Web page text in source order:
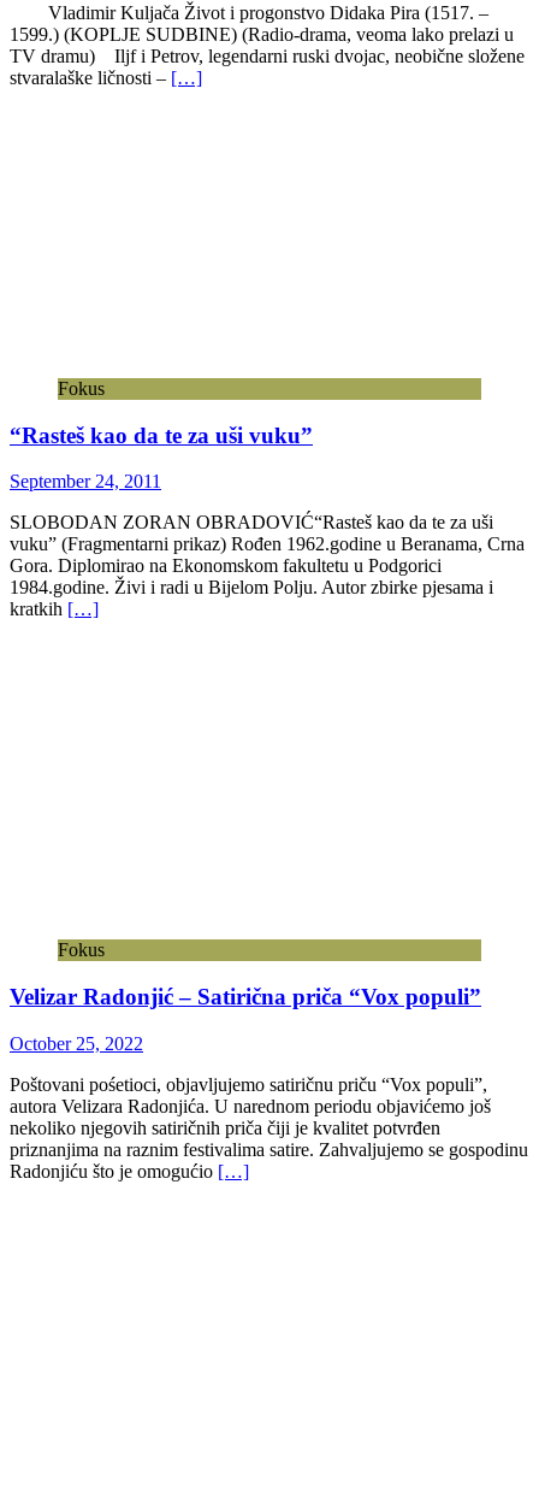
Vladimir Kuljača Život i progonstvo Didaka Pira (1517. –
1599.) (KOPLJE SUDBINE) (Radio-drama, veoma lako prelazi u
TV dramu) Iljf i Petrov, legendarni ruski dvojac, neobične složene
stvaralaške ličnosti – […]
Fokus
“Rasteš kao da te za uši vuku”
September 24, 2011
SLOBODAN ZORAN OBRADOVIĆ“Rasteš kao da te za uši
vuku” (Fragmentarni prikaz) Rođen 1962.godine u Beranama, Crna
Gora. Diplomirao na Ekonomskom fakultetu u Podgorici
1984.godine. Živi i radi u Bijelom Polju. Autor zbirke pjesama i
kratkih […]
Fokus
Velizar Radonjić – Satirična priča “Vox populi”
October 25, 2022
Poštovani pośetioci, objavljujemo satiričnu priču “Vox populi”,
autora Velizara Radonjića. U narednom periodu objavićemo još
nekoliko njegovih satiričnih priča čiji je kvalitet potvrđen
priznanjima na raznim festivalima satire. Zahvaljujemo se gospodinu
Radonjiću što je omogućio […]